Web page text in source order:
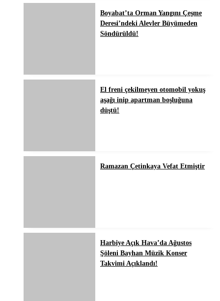
Boyabat’ta Orman Yangını Çeşme
Deresi’ndeki Alevler Büyümeden
Söndürüldü!
El freni çekilmeyen otomobil yokuş
aşağı inip apartman boşluğuna
düştü!
Ramazan Çetinkaya Vefat Etmiştir
Harbiye Açık Hava’da Ağustos
Şöleni Bayhan Müzik Konser
Takvimi Açıklandı!